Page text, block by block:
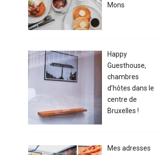
Mons
Happy
Guesthouse,
chambres
d’hôtes dans le
centre de
Bruxelles !
Mes adresses